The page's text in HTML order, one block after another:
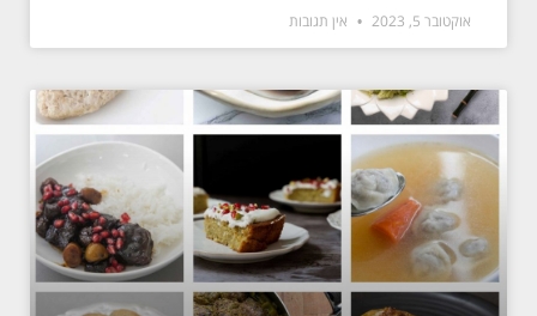
אוקטובר 5, 2023 אין תגובות